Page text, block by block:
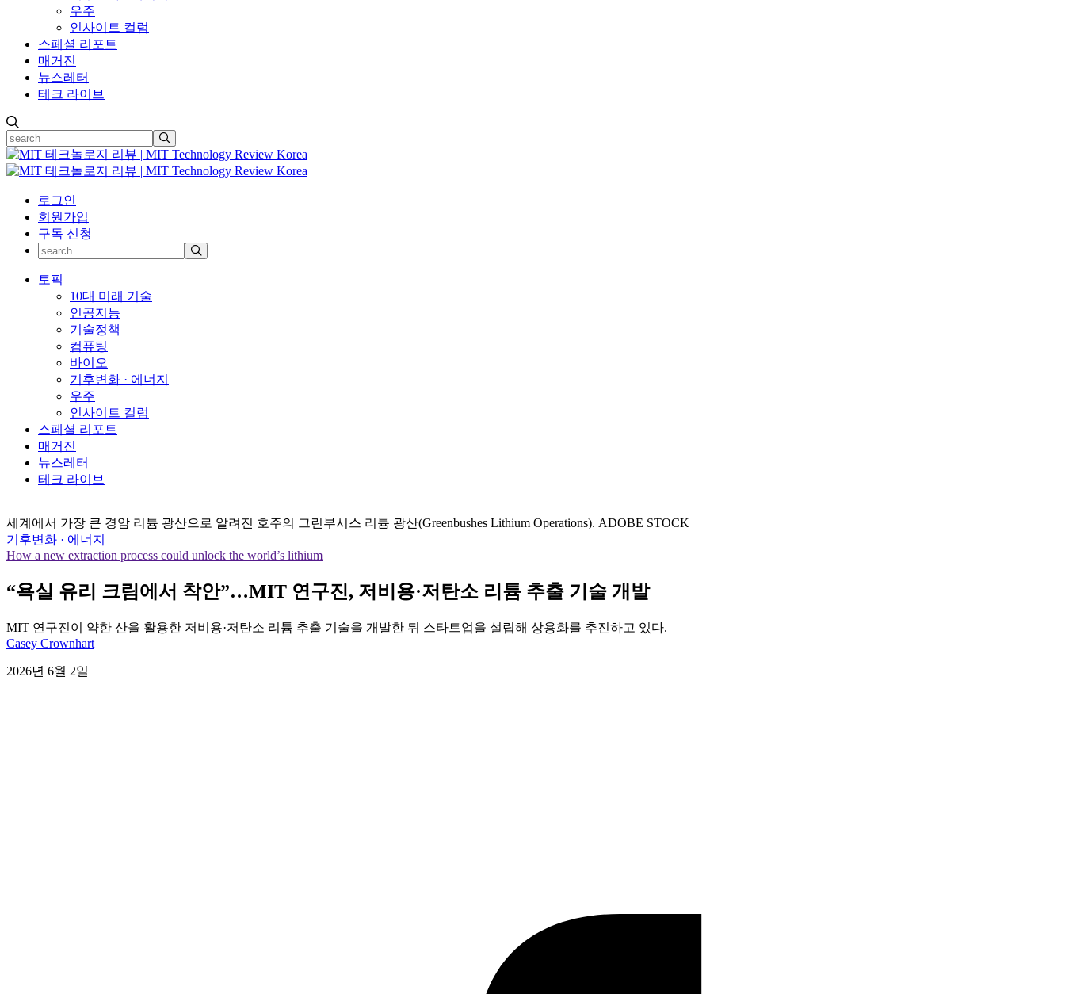
우주
인사이트 컬럼
스페셜 리포트
매거진
뉴스레터
테크 라이브
로그인
회원가입
구독 신청
토픽
10대 미래 기술
인공지능
기술정책
컴퓨팅
바이오
기후변화 · 에너지
우주
인사이트 컬럼
스페셜 리포트
매거진
뉴스레터
테크 라이브
세계에서 가장 큰 경암 리튬 광산으로 알려진 호주의 그린부시스 리튬 광산(Greenbushes Lithium Operations). ADOBE STOCK
기후변화 · 에너지
How a new extraction process could unlock the world’s lithium
“욕실 유리 크림에서 착안”…MIT 연구진, 저비용·저탄소 리튬 추출 기술 개발
MIT 연구진이 약한 산을 활용한 저비용·저탄소 리튬 추출 기술을 개발한 뒤 스타트업을 설립해 상용화를 추진하고 있다.
Casey Crownhart
2026년 6월 2일